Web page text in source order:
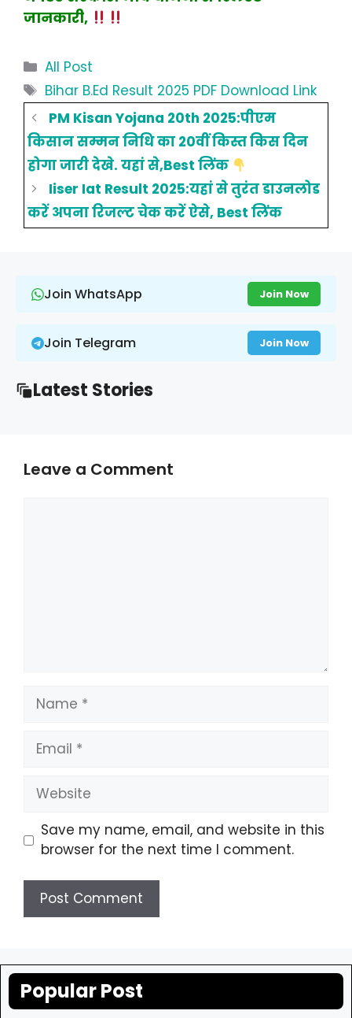
जानकारी,
Categories
All Post
Tags
Bihar B.Ed Result 2025 PDF Download Link
PM Kisan Yojana 20th 2025:पीएम
किसान सम्मन निधि का 20वीं किस्त किस दिन
होगा जारी देखे. यहां से,Best लिंक
Iiser Iat Result 2025:यहां से तुरंत डाउनलोड
करें अपना रिजल्ट चेक करें ऐसे, Best लिंक
Join WhatsApp Join Now
Join Telegram Join Now
Latest Stories
Leave a Comment
Name
Email
Website
Save my name, email, and website in this
browser for the next time I comment.
Popular Post